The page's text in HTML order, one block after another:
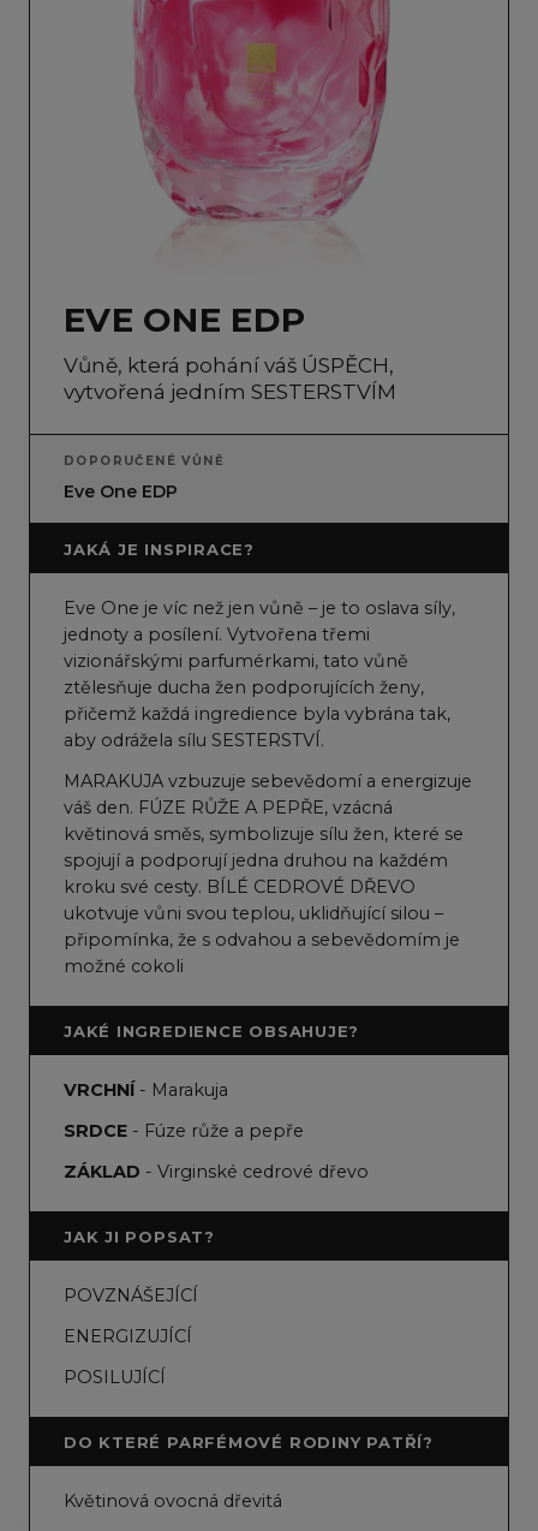
EVE ONE EDP
Vůně, která pohání váš ÚSPĚCH,
vytvořená jedním SESTERSTVÍM
DOPORUČENÉ VŮNĚ
Eve One EDP
JAKÁ JE INSPIRACE?
Eve One je víc než jen vůně – je to oslava síly,
jednoty a posílení. Vytvořena třemi
vizionářskými parfumérkami, tato vůně
ztělesňuje ducha žen podporujících ženy,
přičemž každá ingredience byla vybrána tak,
aby odrážela sílu SESTERSTVÍ.
MARAKUJA vzbuzuje sebevědomí a energizuje
váš den. FÚZE RŮŽE A PEPŘE, vzácná
květinová směs, symbolizuje sílu žen, které se
spojují a podporují jedna druhou na každém
kroku své cesty. BÍLÉ CEDROVÉ DŘEVO
ukotvuje vůni svou teplou, uklidňující silou –
připomínka, že s odvahou a sebevědomím je
možné cokoli
JAKÉ INGREDIENCE OBSAHUJE?
VRCHNÍ - Marakuja
SRDCE - Fúze růže a pepře
ZÁKLAD - Virginské cedrové dřevo
JAK JI POPSAT?
POVZNÁŠEJÍCÍ
ENERGIZUJÍCÍ
POSILUJÍCÍ
DO KTERÉ PARFÉMOVÉ RODINY PATŘÍ?
Květinová ovocná dřevitá